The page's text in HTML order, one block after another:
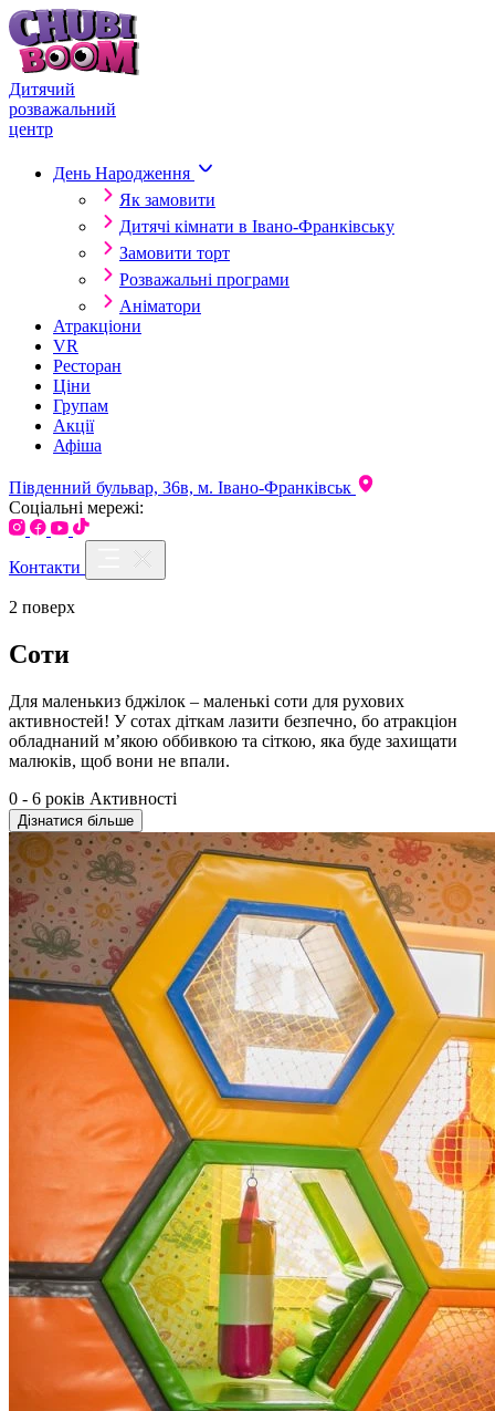
Skip to content
Дитячий
розважальний
центр
День Народження
Як замовити
Дитячі кімнати в Івано-Франківську
Замовити торт
Розважальні програми
Аніматори
Атракціони
VR
Ресторан
Ціни
Групам
Акції
Афіша
Південний бульвар, 36в, м. Івано-Франківськ
Соціальні мережі:
Контакти
2 поверх
Соти
Для маленькиз бджілок – маленькі соти для рухових
активностей! У сотах діткам лазити безпечно, бо атракціон
обладнаний м’якою оббивкою та сіткою, яка буде захищати
малюків, щоб вони не впали.
0 - 6 років Активності
Дізнатися більше